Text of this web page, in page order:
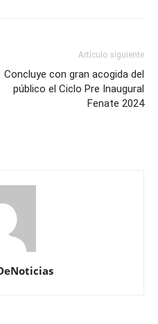
Artículo siguiente
Concluye con gran acogida del
público el Ciclo Pre Inaugural
Fenate 2024